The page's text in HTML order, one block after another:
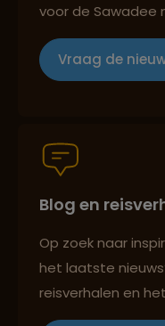
Groepsreizen
Best
Reizen met
voor de Sawadee
Vraag de
Blog en
Op zoek naar
het laatste
reisverhalen en